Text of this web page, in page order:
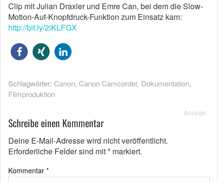
Clip mit Julian Draxler und Emre Can, bei dem die Slow-
Motion-Auf-Knopfdruck-Funktion zum Einsatz kam:
http://bit.ly/2iKLFGX
Schlagwörter: Canon, Canon Camcorder, Dokumentation,
Filmproduktion
Anzeige
Schreibe einen Kommentar
Deine E-Mail-Adresse wird nicht veröffentlicht.
Erforderliche Felder sind mit* markiert.
Kommentar *